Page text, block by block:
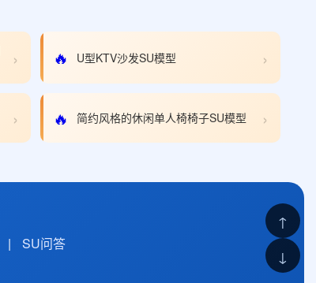
› 🔥 U型KTV沙发SU模型 ›
› 🔥 简约风格的休闲单人椅椅子SU模型 ›
| SU问答
↑
↓